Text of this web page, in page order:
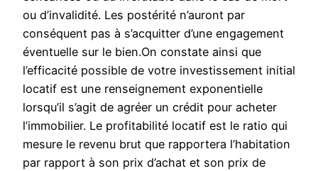
ou d’invalidité. Les postérité n’auront par
conséquent pas à s’acquitter d’une engagement
éventuelle sur le bien.On constate ainsi que
l’efficacité possible de votre investissement initial
locatif est une renseignement exponentielle
lorsqu’il s’agit de agréer un crédit pour acheter
l’immobilier. Le profitabilité locatif est le ratio qui
mesure le revenu brut que rapportera l’habitation
par rapport à son prix d’achat et son prix de